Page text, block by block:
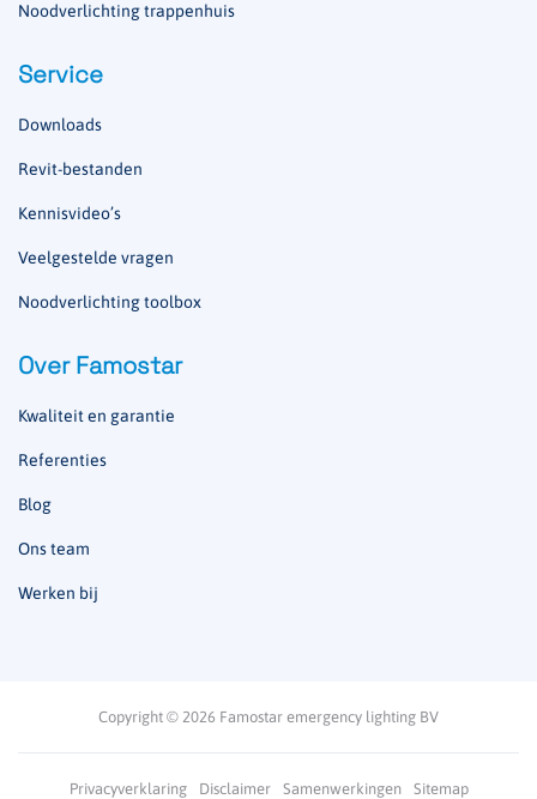
Noodverlichting trappenhuis
Service
Downloads
Revit-bestanden
Kennisvideo’s
Veelgestelde vragen
Noodverlichting toolbox
Over Famostar
Kwaliteit en garantie
Referenties
Blog
Ons team
Werken bij
Copyright © 2026 Famostar emergency lighting BV
Privacyverklaring Disclaimer Samenwerkingen Sitemap